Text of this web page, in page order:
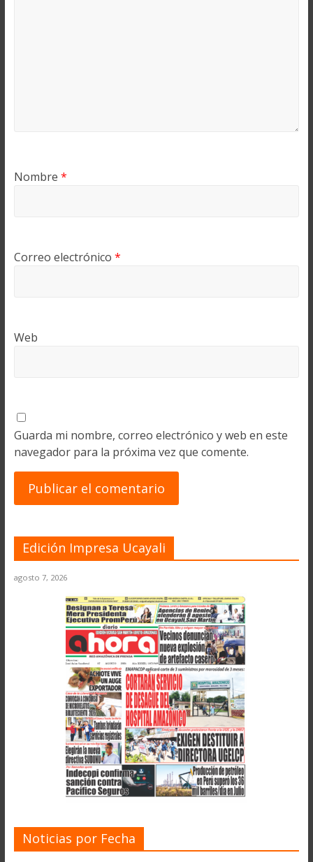
Nombre *
Correo electrónico *
Web
Guarda mi nombre, correo electrónico y web en este
navegador para la próxima vez que comente.
Edición Impresa Ucayali
agosto 7, 2026
Noticias por Fecha